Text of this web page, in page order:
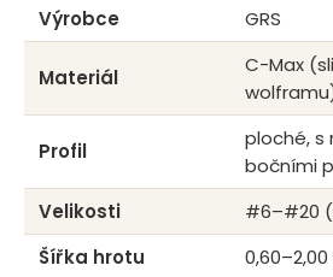
Výrobce GRS
Materiál
C-Max
Profil
ploché, s
bočními
Velikosti
#6–#20
Šířka hrotu